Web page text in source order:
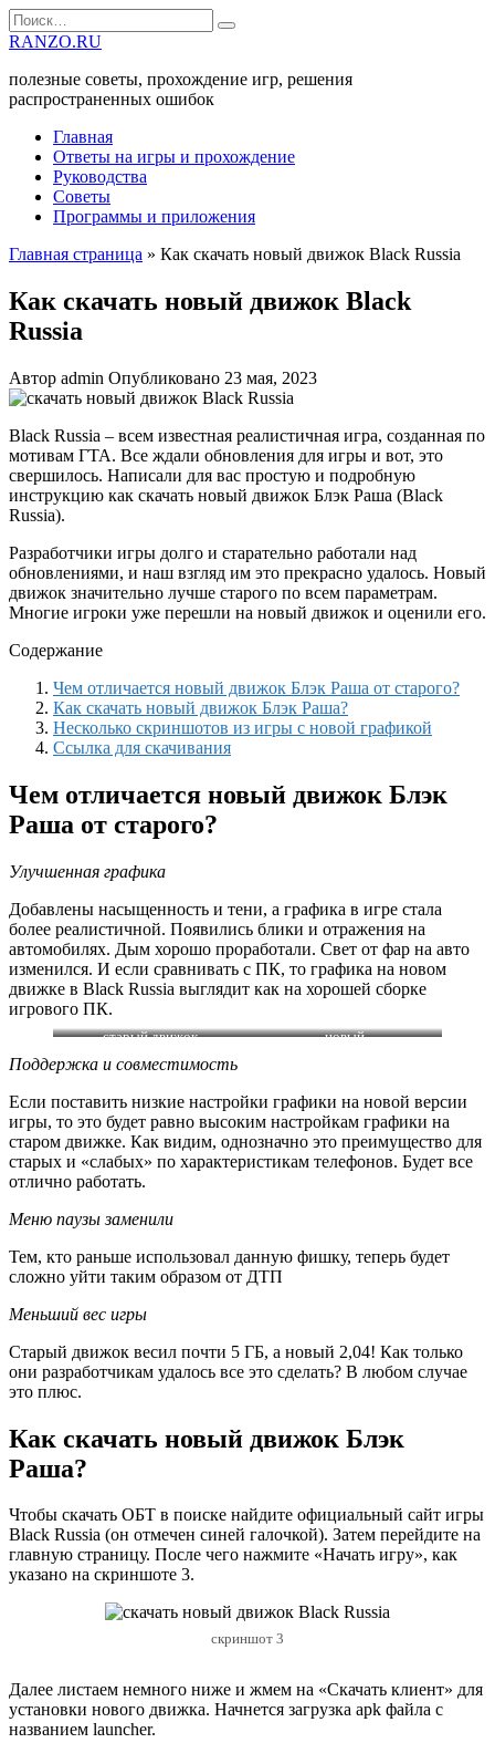
Перейти
к
Search
for:
RANZO.RU
полезные советы, прохождение игр, решения
распространенных ошибок
Главная
Ответы на игры и прохождение
Руководства
Советы
Программы и приложения
Главная страница » Как скачать новый движок Black Russia
Как скачать новый движок Black
Russia
Автор admin Опубликовано 23 мая, 2023
Black Russia – всем известная реалистичная игра, созданная по
мотивам ГТА. Все ждали обновления для игры и вот, это
свершилось. Написали для вас простую и подробную
инструкцию как скачать новый движок Блэк Раша (Black
Russia).
Разработчики игры долго и старательно работали над
обновлениями, и наш взгляд им это прекрасно удалось. Новый
движок значительно лучше старого по всем параметрам.
Многие игроки уже перешли на новый движок и оценили его.
Содержание
Чем отличается новый движок Блэк Раша от старого?
Как скачать новый движок Блэк Раша?
Несколько скриншотов из игры с новой графикой
Ссылка для скачивания
Чем отличается новый движок Блэк
Раша от старого?
Улучшенная графика
Добавлены насыщенность и тени, а графика в игре стала
более реалистичной. Появились блики и отражения на
автомобилях. Дым хорошо проработали. Свет от фар на авто
изменился. И если сравнивать с ПК, то графика на новом
движке в Black Russia выглядит как на хорошей сборке
игрового ПК.
старый движок новый
Поддержка и совместимость
Если поставить низкие настройки графики на новой версии
игры, то это будет равно высоким настройкам графики на
старом движке. Как видим, однозначно это преимущество для
старых и «слабых» по характеристикам телефонов. Будет все
отлично работать.
Меню паузы заменили
Тем, кто раньше использовал данную фишку, теперь будет
сложно уйти таким образом от ДТП
Меньший вес игры
Старый движок весил почти 5 ГБ, а новый 2,04! Как только
они разработчикам удалось все это сделать? В любом случае
это плюс.
Как скачать новый движок Блэк
Раша?
Чтобы скачать ОБТ в поиске найдите официальный сайт игры
Black Russia (он отмечен синей галочкой). Затем перейдите на
главную страницу. После чего нажмите «Начать игру», как
указано на скриншоте 3.
скриншот 3
Далее листаем немного ниже и жмем на «Скачать клиент» для
установки нового движка. Начнется загрузка apk файла с
названием launcher.